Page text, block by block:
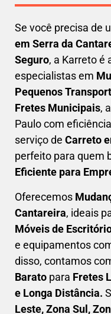
Se você precisa de
em Serra da
Seguro, a Karreto é
especialistas em
Pequenos
Fretes Municipais,
Paulo com
serviço de Carreto
perfeito para quem
Eficiente para
Oferecemos
Cantareira, ideais
Móveis de
e equipamentos
disso, contamos
Barato para Fretes
e Longa Distância.
Leste, Zona Sul,